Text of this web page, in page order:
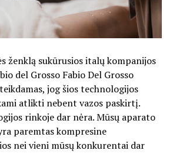
ženklą sukūrusios italų kompanijos
del Grosso Fabio Del Grosso
jog šios technologijos
atlikti nebent vazos paskirtį.
rinkoje dar nėra. Mūsų aparato
paremtas kompresine
nei vieni mūsų konkurentai dar